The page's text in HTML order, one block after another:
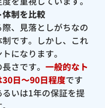
制を比較
、見落としがちなの
です。しかし、これ
になります。
さです。 一般的なト
日〜90日程度です
いは1年の保証を提